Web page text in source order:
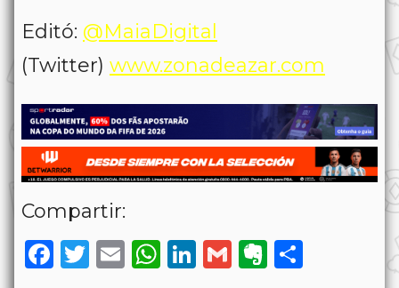
Editó: @MaiaDigital
(Twitter) www.zonadeazar.com
Compartir:
Facebook
Twitter
EmailWhatsApp
LinkedIn
GmailEvernote